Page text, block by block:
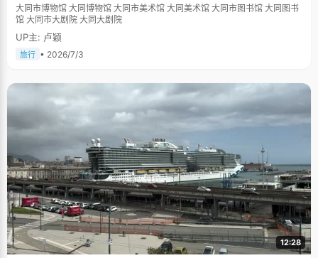
大同市博物馆 大同博物馆 大同市美术馆 大同美术馆 大同市图书馆 大同图书
馆 大同市大剧院 大同大剧院
UP主: 卢颖
旅行 • 2026/7/3
12:28